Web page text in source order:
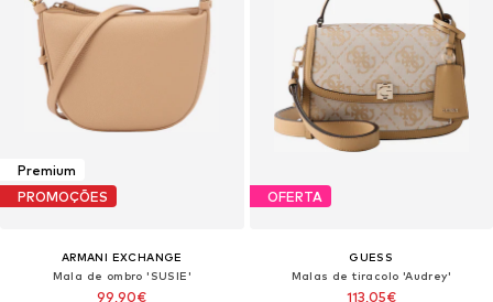
Premium
PROMOÇÕES
ARMANI EXCHANGE
Mala de ombro 'SUSIE'
99,90€
OFERTA
GUESS
Malas de tiracolo 'Audrey'
113,05€